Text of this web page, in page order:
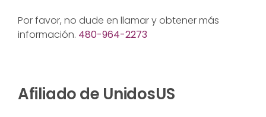
Por favor, no dude en llamar y obtener más
información. 480-964-2273
Afiliado de UnidosUS